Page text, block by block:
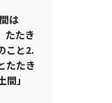
は
たたき
こと2.
たたき
」